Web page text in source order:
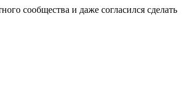
сообщества и даже согласился сделать